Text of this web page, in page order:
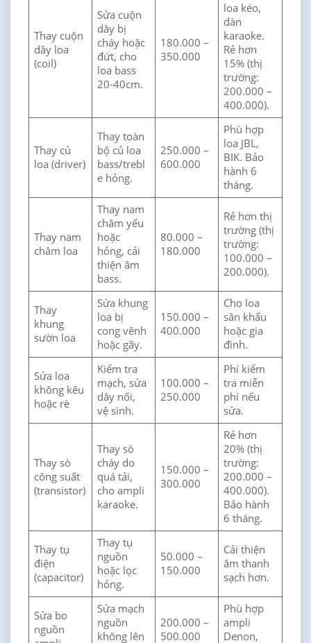
Thay cuộn
dây loa
(coil)
Sửa cuộn
dây bị
cháy hoặc
đứt, cho
loa bass
20-40cm.
180.000 –
350.000
loa kéo,
dàn
karaoke.
Rẻ hơn
15% (thị
trường:
200.000 –
400.000).
Thay củ
loa (driver)
Thay toàn
bộ củ loa
bass/trebl
e hỏng.
250.000 –
600.000
Phù hợp
loa JBL,
BIK. Bảo
hành 6
tháng.
Thay nam
châm loa
Thay nam
châm yếu
hoặc
hỏng, cải
thiện âm
bass.
80.000 –
180.000
Rẻ hơn thị
trường (thị
trường:
100.000 –
200.000).
Thay
khung
sườn loa
Sửa khung
loa bị
cong vênh
hoặc gãy.
150.000 –
400.000
Cho loa
sân khấu
hoặc gia
đình.
Sửa loa
không kêu
hoặc rè
Kiểm tra
mạch, sửa
dây nối,
vệ sinh.
100.000 –
250.000
Phí kiểm
tra miễn
phí nếu
sửa.
Thay sò
công suất
(transistor)
Thay sò
cháy do
quá tải,
cho ampli
karaoke.
150.000 –
300.000
Rẻ hơn
20% (thị
trường:
200.000 –
400.000).
Bảo hành
6 tháng.
Thay tụ
điện
(capacitor)
Thay tụ
nguồn
hoặc lọc
hỏng.
50.000 –
150.000
Cải thiện
âm thanh
sạch hơn.
Sửa bo
nguồn
Sửa mạch
nguồn
không lên
200.000 –
500.000
Phù hợp
ampli
Denon,